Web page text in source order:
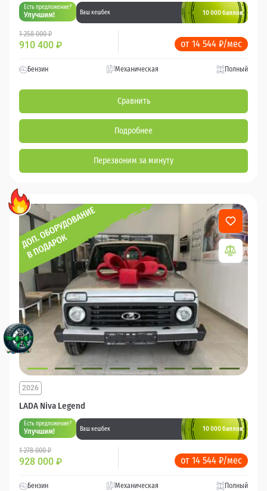
Есть предложение?
Улучшим! Ваш кешбек 10 000 баллов
1 258 000 ₽
910 400 ₽ от 14 544 ₽/мес
Бензин Механическая Полный
Сравнить
Подробнее
Перезвоним за минуту
LADA Niva Legend
2026
Есть предложение?
Улучшим! Ваш кешбек 10 000 баллов
1 278 000 ₽
928 000 ₽ от 14 544 ₽/мес
Бензин Механическая Полный